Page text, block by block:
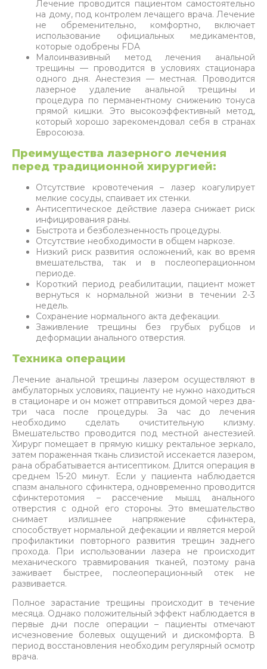
Лечение проводится пациентом самостоятельно
на дому, под контролем лечащего врача. Лечение
не обременительно, комфортно, включает
использование официальных медикаментов,
которые одобрены FDA
Малоинвазивный метод лечения анальной
трещины — проводится в условиях стационара
одного дня. Анестезия — местная. Проводится
лазерное удаление анальной трещины и
процедура по перманентному снижению тонуса
прямой кишки. Это высокоэффективный метод,
который хорошо зарекомендовал себя в странах
Евросоюза.
Преимущества лазерного лечения
перед традиционной хирургией:
Отсутствие кровотечения – лазер коагулирует
мелкие сосуды, спаивает их стенки.
Антисептическое действие лазера снижает риск
инфицирования раны.
Быстрота и безболезненность процедуры.
Отсутствие необходимости в общем наркозе.
Низкий риск развития осложнений, как во время
вмешательства, так и в послеоперационном
периоде.
Короткий период реабилитации, пациент может
вернуться к нормальной жизни в течении 2-3
недель.
Сохранение нормального акта дефекации.
Заживление трещины без грубых рубцов и
деформации анального отверстия.
Техника операции
Лечение анальной трещины лазером осуществляют в
амбулаторных условиях, пациенту не нужно находиться
в стационаре и он может отправиться домой через два-
три часа после процедуры. За час до лечения
необходимо сделать очистительную клизму.
Вмешательство проводится под местной анестезией.
Хирург помещает в прямую кишку ректальное зеркало,
затем пораженная ткань слизистой иссекается лазером,
рана обрабатывается антисептиком. Длится операция в
среднем 15-20 минут. Если у пациента наблюдается
спазм анального сфинктера, одновременно проводится
сфинктеротомия – рассечение мышц анального
отверстия с одной его стороны. Это вмешательство
снимает излишнее напряжение сфинктера,
способствует нормальной дефекации и является мерой
профилактики повторного развития трещин заднего
прохода. При использовании лазера не происходит
механического травмирования тканей, поэтому рана
заживает быстрее, послеоперационный отек не
развивается.
Полное зарастание трещины происходит в течение
месяца. Однако положительный эффект наблюдается в
первые дни после операции – пациенты отмечают
исчезновение болевых ощущений и дискомфорта. В
период восстановления необходим регулярный осмотр
врача.